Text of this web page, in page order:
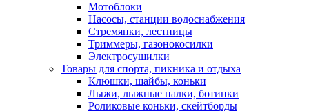
Мотоблоки
Насосы, станции водоснабжения
Стремянки, лестницы
Триммеры, газонокосилки
Электросушилки
Товары для спорта, пикника и отдыха
Клюшки, шайбы, коньки
Лыжи, лыжные палки, ботинки
Роликовые коньки, скейтборды